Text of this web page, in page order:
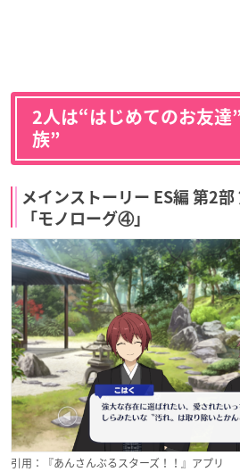
2人は“はじめてのお友達
族”
メインストーリー ES編 第2
「モノローグ④」
引用：『あんさんぶるスターズ！！』アプリ